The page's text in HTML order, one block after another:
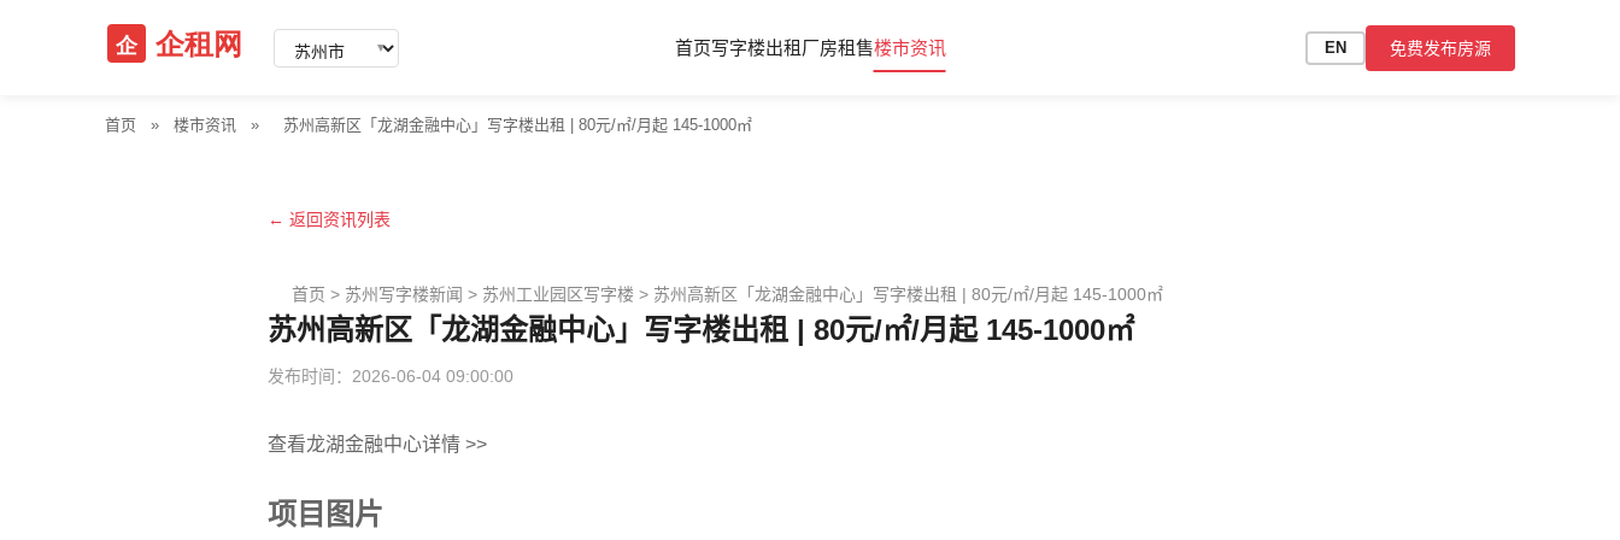
▼ 首页写字楼出租 厂房租售楼市资讯 EN 免费发布房源
首页 » 楼市资讯 » 苏州高新区「龙湖金融中心」写字楼出租 | 80元/㎡/月起 145-1000㎡
← 返回资讯列表
首页 > 苏州写字楼新闻 > 苏州工业园区写字楼 > 苏州高新区「龙湖金融中心」写字楼出租 | 80元/㎡/月起 145-1000㎡
苏州高新区「龙湖金融中心」写字楼出租 | 80元/㎡/月起 145-1000㎡
发布时间：2026-06-04 09:00:00
查看龙湖金融中心详情 >>
项目图片